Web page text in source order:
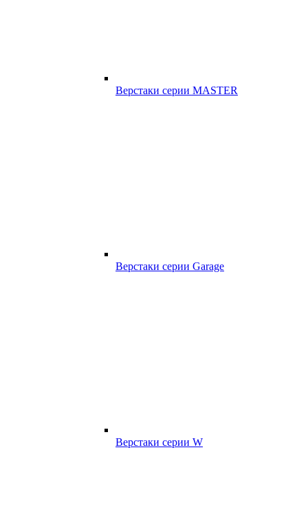
Верстаки серии MASTER
Верстаки серии Garage
Верстаки серии W